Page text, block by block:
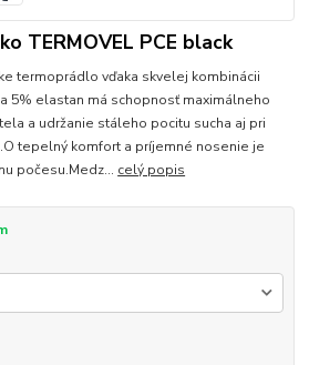
TERMOVEL PCE black
termoprádlo vďaka skvelej kombinácii
5% elastan má schopnosť maximálneho
a udržanie stáleho pocitu sucha aj pri
tepelný komfort a príjemné nosenie je
počesu.Medz... celý popis